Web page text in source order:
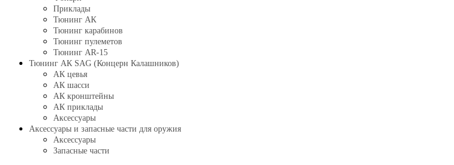
Приклады
Тюнинг АК
Тюнинг карабинов
Тюнинг пулеметов
Тюнинг AR-15
Тюнинг АК SAG (Концерн Калашников)
АК цевья
АК шасси
АК кронштейны
АК приклады
Аксессуары
Аксессуары и запасные части для оружия
Аксессуары
Запасные части